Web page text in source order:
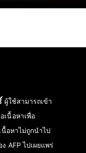
ผู้ใช้สามารถเข้า
เนื้อหาเพื่อ
อหาไม่ถูกนำไป
AFP ไปเผยแพร่